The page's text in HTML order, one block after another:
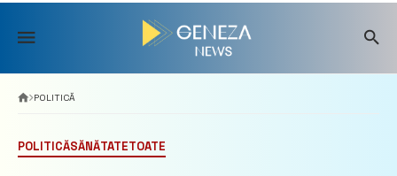
Skip
content
POLITICĂ
POLITICĂSĂNĂTATETOATE